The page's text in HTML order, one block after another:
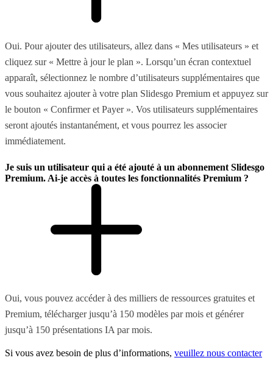
Oui. Pour ajouter des utilisateurs, allez dans « Mes utilisateurs » et
cliquez sur « Mettre à jour le plan ». Lorsqu’un écran contextuel
apparaît, sélectionnez le nombre d’utilisateurs supplémentaires que
vous souhaitez ajouter à votre plan Slidesgo Premium et appuyez sur
le bouton « Confirmer et Payer ». Vos utilisateurs supplémentaires
seront ajoutés instantanément, et vous pourrez les associer
immédiatement.
Je suis un utilisateur qui a été ajouté à un abonnement Slidesgo
Premium. Ai-je accès à toutes les fonctionnalités Premium ?
Oui, vous pouvez accéder à des milliers de ressources gratuites et
Premium, télécharger jusqu’à 150 modèles par mois et générer
jusqu’à 150 présentations IA par mois.
Si vous avez besoin de plus d’informations, veuillez nous contacter